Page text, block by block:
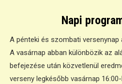
Napi
A pénteki és szombati versenynap
A vasárnap abban különbözik az
befejezése után közvetlenül
verseny legkésőbb vasárnap